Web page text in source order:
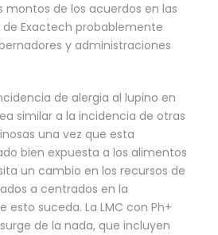
montos de los acuerdos en las
Exactech probablemente
y administraciones
de alergia al lupino en
similar a la incidencia de otras
una vez que esta
bien expuesta a los alimentos
un cambio en los recursos de
a centrados en la
esto suceda. La LMC con Ph+
de la nada, que incluyen